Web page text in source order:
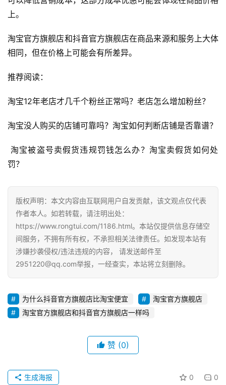
首
页
媒
G
O
优
化
观
电
商
直
播
注册
上。
淘宝官方旗舰店和抖音官方旗舰店在商品来源和服务上大体
相同，但在价格上可能会有所差异。
推荐阅读：
淘宝12年老店才几千个粉丝正常吗？老店怎么增加粉丝？
淘宝没人购买的店铺可靠吗？淘宝如何判断店铺是否靠谱？
淘宝被盗号卖假货违规罚钱怎么办？淘宝卖假货如何处
罚？
版权声明：本文内容由互联网用户自发贡献，该文观点仅代表
作者本人。如若转载，请注明出处：
https://www.rongtui.com/1186.html。本站仅提供信息存储空
间服务，不拥有所有权，不承担相关法律责任。如发现本站有
涉嫌抄袭侵权/违法违规的内容， 请发送邮件至
2951220@qq.com举报，一经查实，本站将立刻删除。
为什么抖音官方旗舰店比淘宝便宜
淘宝官方旗舰店
淘宝官方旗舰店和抖音官方旗舰店一样吗
赞 (0)
0 0
生成海报